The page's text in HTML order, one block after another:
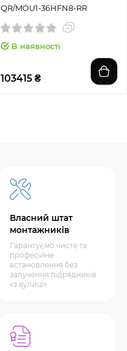
QR/MOU1-36HFN8-RR
В наявності
103415 ₴
Власний штат
монтажників
Гарантуємо чисте та
професійне
встановлення без
залучення підрядників
«з вулиці»